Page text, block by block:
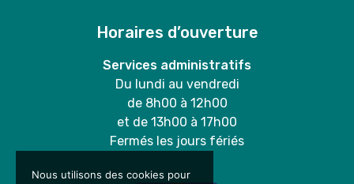
Horaires d’ouverture
Services administratifs
Du lundi au vendredi
de 8h00 à 12h00
et de 13h00 à 17h00
Fermés les jours fériés
Nous utilisons des cookies pour